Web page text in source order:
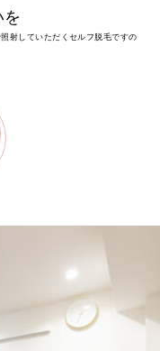
射していただくセルフ脱毛ですの